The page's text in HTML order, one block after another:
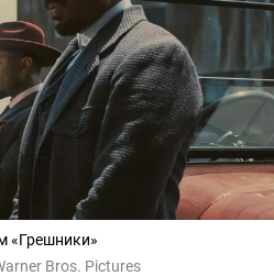
«Грешники»
Bros. Pictures